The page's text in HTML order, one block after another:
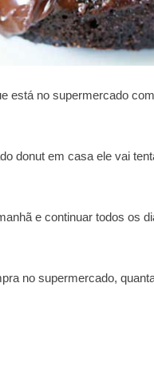
está no supermercado
donut em casa ele vai
e continuar todos os
no supermercado,